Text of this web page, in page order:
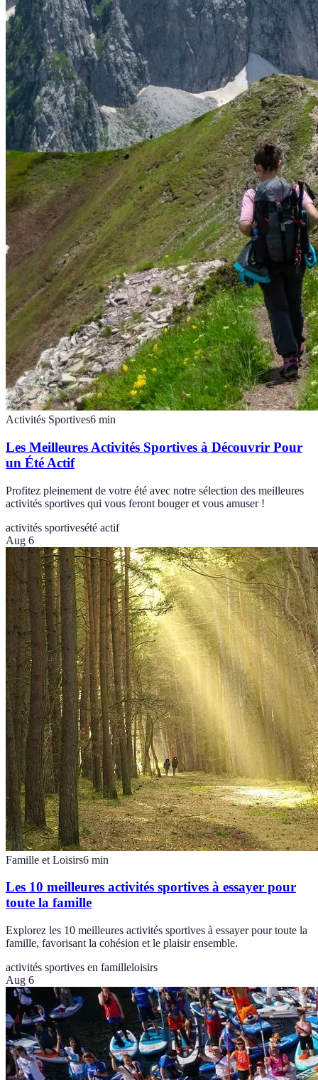
Activités Sportives6 min
Les Meilleures Activités Sportives à Découvrir Pour
un Été Actif
Profitez pleinement de votre été avec notre sélection des meilleures
activités sportives qui vous feront bouger et vous amuser !
activités sportivesété actif
Aug 6
Famille et Loisirs6 min
Les 10 meilleures activités sportives à essayer pour
toute la famille
Explorez les 10 meilleures activités sportives à essayer pour toute la
famille, favorisant la cohésion et le plaisir ensemble.
activités sportives en familleloisirs
Aug 6